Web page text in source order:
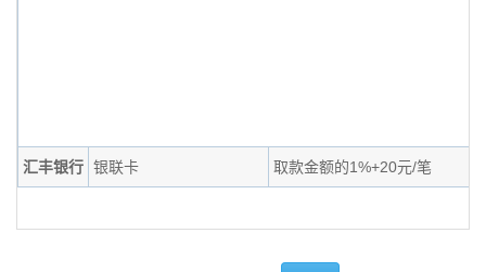
汇丰银行 银联卡 取款金额的1%+20元/笔